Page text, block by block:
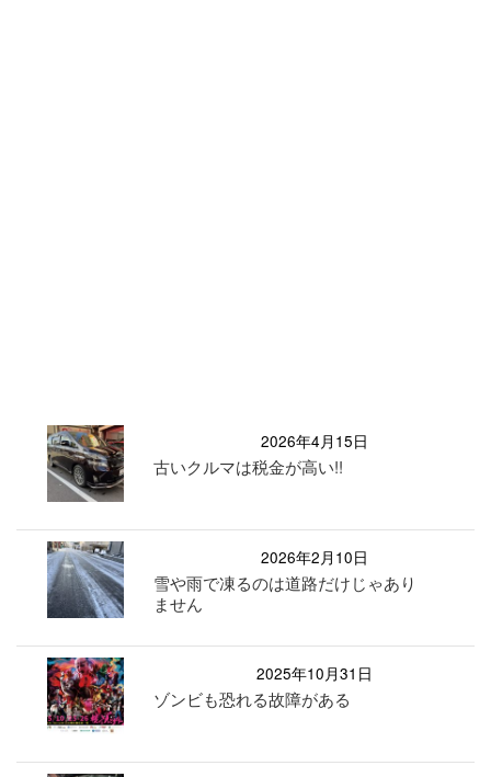
2026年4月15日
古いクルマは税金が高い!!
2026年2月10日
雪や雨で凍るのは道路だけじゃあり
ません
2025年10月31日
ゾンビも恐れる故障がある